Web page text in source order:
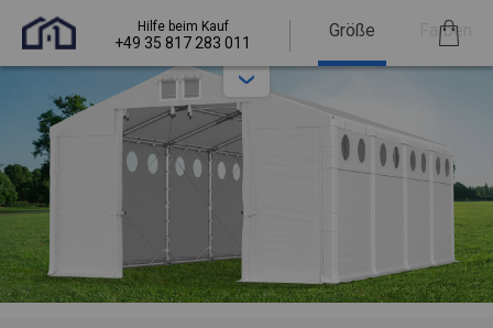
Hilfe beim Kauf
+49 35 817 283 011
Größe Farben